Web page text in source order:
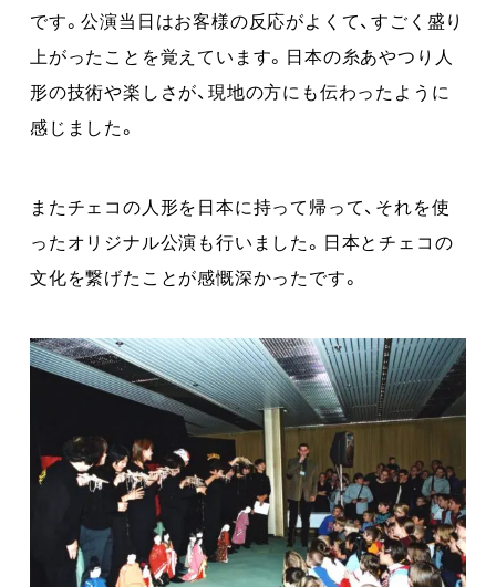
です。公演当日はお客様の反応がよくて、すごく盛り
上がったことを覚えています。日本の糸あやつり人
形の技術や楽しさが、現地の方にも伝わったように
感じました。
またチェコの人形を日本に持って帰って、それを使
ったオリジナル公演も行いました。日本とチェコの
文化を繋げたことが感慨深かったです。